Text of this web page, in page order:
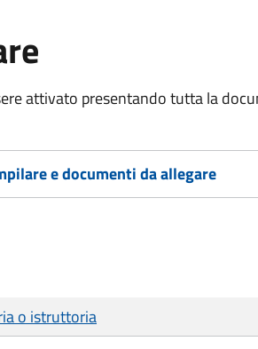
attivato presentando tutta la
e documenti da allegare
o istruttoria